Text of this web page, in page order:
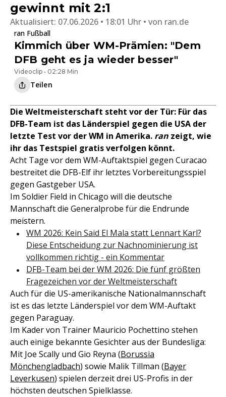
gewinnt mit 2:1
Aktualisiert: 07.06.2026 • 18:01 Uhr von ran.de
ran Fußball
Kimmich über WM-Prämien: "Dem
DFB geht es ja wieder besser"
Videoclip • 02:28 Min
Teilen
Die Weltmeisterschaft steht vor der Tür: Für das
DFB-Team ist das Länderspiel gegen die USA der
letzte Test vor der WM in Amerika. ran zeigt, wie
ihr das Testspiel gratis verfolgen könnt.
Acht Tage vor dem WM-Auftaktspiel gegen Curacao
bestreitet die DFB-Elf ihr letztes Vorbereitungsspiel
gegen Gastgeber USA.
Im Soldier Field in Chicago will die deutsche
Mannschaft die Generalprobe für die Endrunde
meistern.
WM 2026: Kein Said El Mala statt Lennart Karl?
Diese Entscheidung zur Nachnominierung ist
vollkommen richtig - ein Kommentar
DFB-Team bei der WM 2026: Die fünf größten
Fragezeichen vor der Weltmeisterschaft
Auch für die US-amerikanische Nationalmannschaft
ist es das letzte Länderspiel vor dem WM-Auftakt
gegen Paraguay.
Im Kader von Trainer Mauricio Pochettino stehen
auch einige bekannte Gesichter aus der Bundesliga:
Mit Joe Scally und Gio Reyna (Borussia
Mönchengladbach) sowie Malik Tillman (Bayer
Leverkusen) spielen derzeit drei US-Profis in der
höchsten deutschen Spielklasse.